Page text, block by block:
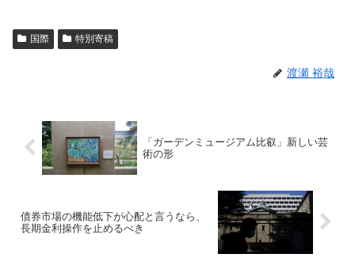
国際 特別寄稿
渡瀬 裕哉
「ガーデンミュージアム比叡」新しい芸
術の形
債券市場の機能低下が心配と言うなら、
長期金利操作を止めるべき